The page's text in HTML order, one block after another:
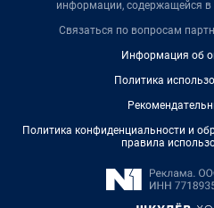
информации, содержащейся в
Связаться по вопросам
Информация об
Политика
Политика конфиденциальности и
правила